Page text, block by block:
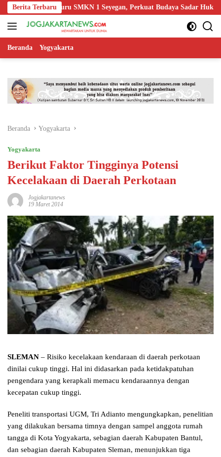
Langsung
ke
konten
Berita Terbaru
Guru SMKN 1 Seyegan, Perkuat Budaya Sadar Hukum di
Beranda Yogyakarta
Beranda Yogyakarta
Yogyakarta
Berikut Faktor Tingginya Potensi
Kecelakaan di Daerah Perkotaan
Jogjakartanews
19 Maret 2014
SLEMAN – Risiko kecelakaan kendaraan di daerah perkotaan
dinilai cukup tinggi. Hal ini didasarkan pada ketidakpatuhan
pengendara yang kerapkali memacu kendaraannya dengan
kecepatan cukup tinggi.
Peneliti transportasi UGM, Tri Adianto mengungkapkan, penelitian
yang dilakukan bersama timnya dengan sampel anggota rumah
tangga di Kota Yogyakarta, sebagian daerah Kabupaten Bantul,
dan sebagian daerah Kabupaten Sleman, menunjukkan tiga